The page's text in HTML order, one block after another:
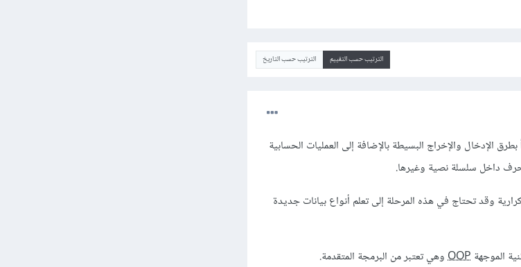
الترتيب حسب التقييم الترتيب حسب التاريخ
الإدخال والإخراج البسيطة بالإضافة إلى العمليات الحسابية
داخل سلسلة نصية وغيرها.
وقد تحتاج في هذه المرحلة إلى تعلم أنواع بيانات جديدة
الموجهة OOPوهي تعتبر من البرمجة المتقدمة.